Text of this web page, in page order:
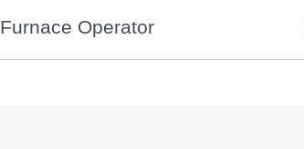
Furnace Operator